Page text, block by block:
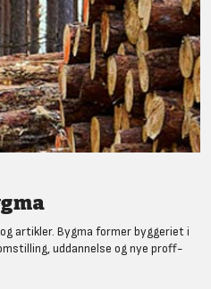
artikler. Bygma former byggeriet i
uddannelse og nye proff-